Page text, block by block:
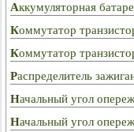
Аккумуляторная
Коммутатор
Коммутатор
Распределитель
Начальный угол
Начальный угол